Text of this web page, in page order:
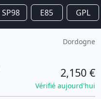
SP98 E85 GPL
Dordogne
2,150 €
Vérifié aujourd'hui